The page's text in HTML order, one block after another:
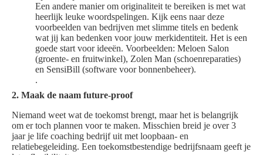
Een andere manier om originaliteit te bereiken is met wat
heerlijk leuke woordspelingen. Kijk eens naar deze
voorbeelden van bedrijven met slimme titels en bedenk
wat jij kan bedenken voor jouw merkidentiteit. Het is een
goede start voor ideeën. Voorbeelden: Meloen Salon
(groente- en fruitwinkel), Zolen Man (schoenreparaties)
en SensiBill (software voor bonnenbeheer).
.
2. Maak de naam future-proof
Niemand weet wat de toekomst brengt, maar het is belangrijk
om er toch plannen voor te maken. Misschien breid je over 3
jaar je life coaching bedrijf uit met loopbaan- en
relatiebegeleiding. Een toekomstbestendige bedrijfsnaam geeft je